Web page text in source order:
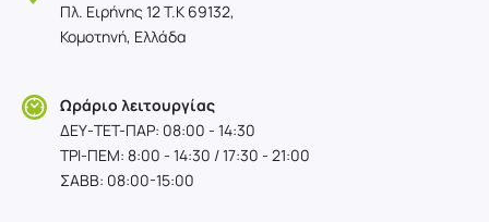
Πλ. Ειρήνης 12 T.K 69132,
Κομοτηνή, Ελλάδα
Ωράριο λειτουργίας
ΔΕΥ-TET-ΠΑΡ: 08:00 - 14:30
ΤΡΙ-ΠΕΜ: 8:00 - 14:30 / 17:30 - 21:00
ΣΑΒΒ: 08:00-15:00